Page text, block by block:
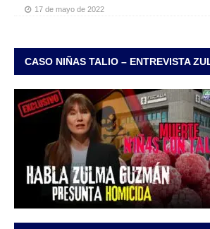
17 de mayo de 2022
CASO NIÑAS TALIO – ENTREVISTA